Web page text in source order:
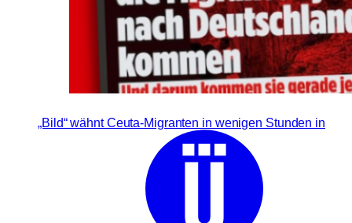
„Bild“ wähnt Ceuta-Migranten in wenigen Stunden in